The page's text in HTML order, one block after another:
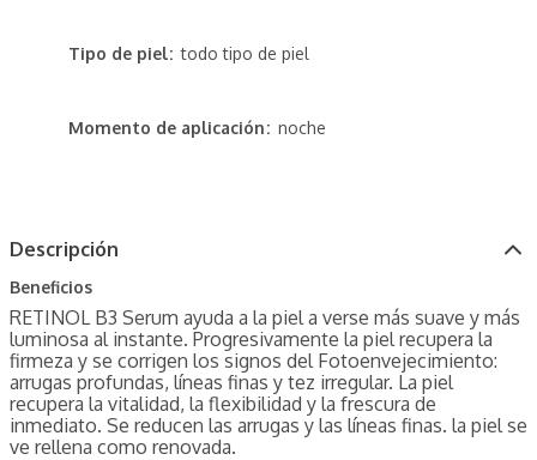
Tipo de piel todo tipo de piel
Momento de aplicación noche
Descripción
Beneficios
RETINOL B3 Serum ayuda a la piel a verse más suave y más
luminosa al instante. Progresivamente la piel recupera la
firmeza y se corrigen los signos del Fotoenvejecimiento:
arrugas profundas, líneas finas y tez irregular. La piel
recupera la vitalidad, la flexibilidad y la frescura de
inmediato. Se reducen las arrugas y las líneas finas. la piel se
ve rellena como renovada.